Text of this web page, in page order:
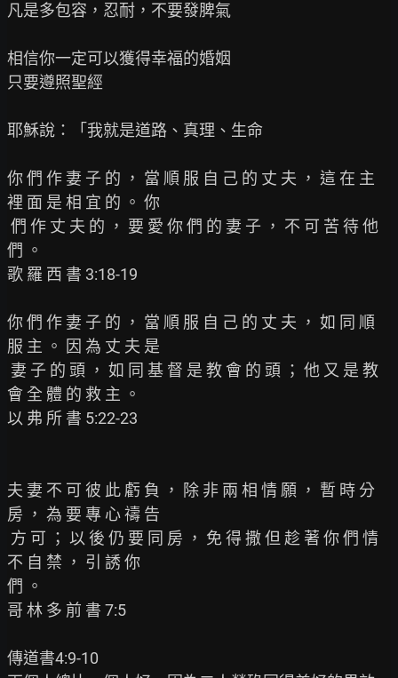
凡是多包容，忍耐，不要發脾氣
相信你一定可以獲得幸福的婚姻
只要遵照聖經
耶穌說：「我就是道路、真理、生命
你 們 作 妻 子 的 ， 當 順 服 自 己 的 丈 夫 ， 這 在 主
裡 面 是 相 宜 的 。 你
們 。
歌 羅 西 書 3:18-19
你 們 作 妻 子 的 ， 當 順 服 自 己 的 丈 夫 ， 如 同 順
服 主 。 因 為 丈 夫 是
會 全 體 的 救 主 。
以 弗 所 書 5:22-23
夫 妻 不 可 彼 此 虧 負 ， 除 非 兩 相 情 願 ， 暫 時 分
房 ， 為 要 專 心 禱 告
不 自 禁 ， 引 誘 你
們 。
哥 林 多 前 書 7:5
傳道書4:9-10